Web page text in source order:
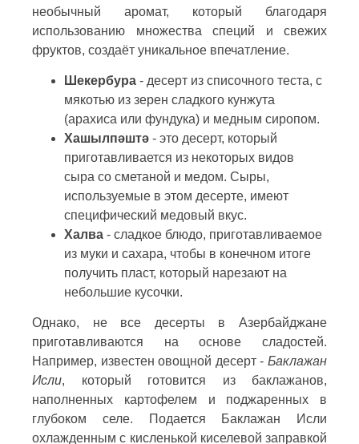
необычный аромат, который благодаря
использованию множества специй и свежих
фруктов, создаёт уникальное впечатление.
Шекербура - десерт из списочного теста, с
мякотью из зерен сладкого кунжута
(арахиса или фундука) и медным сиропом.
Хашылпәштә - это десерт, который
приготавливается из некоторых видов
сыра со сметаной и медом. Сыры,
используемые в этом десерте, имеют
специфический медовый вкус.
Халва - сладкое блюдо, приготавливаемое
из муки и сахара, чтобы в конечном итоге
получить пласт, который нарезают на
небольшие кусочки.
Однако, не все десерты в Азербайджане
приготавливаются на основе сладостей.
Например, известен овощной десерт - Баклажан
Исли, который готовится из баклажанов,
наполненных картофелем и поджаренных в
глубоком селе. Подается Баклажан Исли
охлажденным с кисленькой киселевой заправкой